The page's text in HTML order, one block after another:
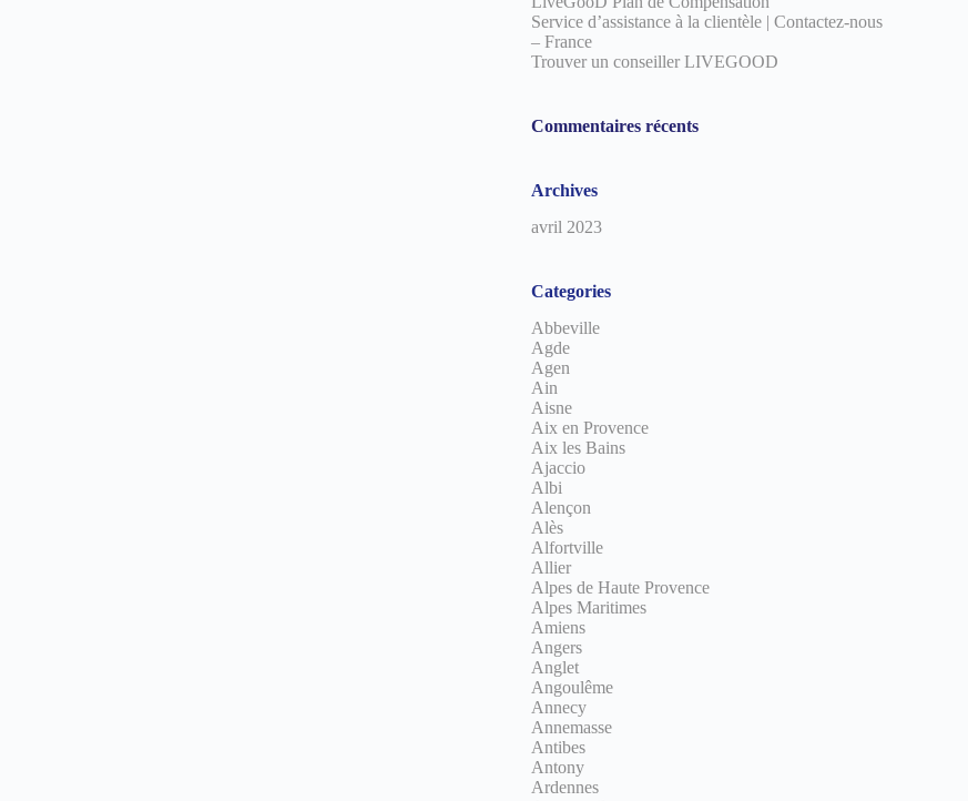
Service d’assistance à la clientèle | Contactez-nous
– France
Trouver un conseiller LIVEGOOD
Commentaires récents
Archives
avril 2023
Categories
Abbeville
Agde
Agen
Ain
Aisne
Aix en Provence
Aix les Bains
Ajaccio
Albi
Alençon
Alès
Alfortville
Allier
Alpes de Haute Provence
Alpes Maritimes
Amiens
Angers
Anglet
Angoulême
Annecy
Annemasse
Antibes
Antony
Ardennes